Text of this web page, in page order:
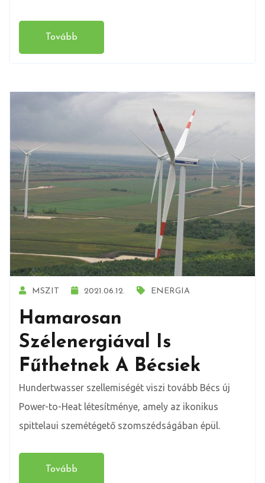
Tovább
MSZIT 2021.06.12. ENERGIA
Hamarosan
Szélenergiával Is
Fűthetnek A Bécsiek
Hundertwasser szellemiségét viszi tovább Bécs új
Power-to-Heat létesítménye, amely az ikonikus
spittelaui szemétégető szomszédságában épül.
Tovább